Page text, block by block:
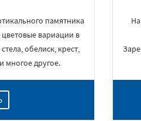
памятника
вариации в
обелиск, крест,
многое другое.
данных